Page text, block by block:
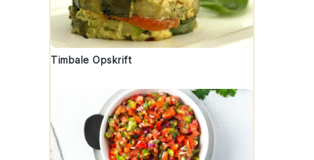
Timbale Opskrift